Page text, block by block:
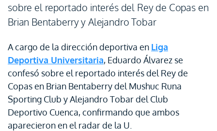
sobre el reportado interés del Rey de Copas en
Brian Bentaberry y Alejandro Tobar
A cargo de la dirección deportiva en Liga
Deportiva Universitaria, Eduardo Álvarez se
confesó sobre el reportado interés del Rey de
Copas en Brian Bentaberry del Mushuc Runa
Sporting Club y Alejandro Tobar del Club
Deportivo Cuenca, confirmando que ambos
aparecieron en el radar de la U.